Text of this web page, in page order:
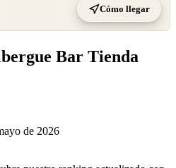
Cómo llegar
Bar Tienda
de 2026